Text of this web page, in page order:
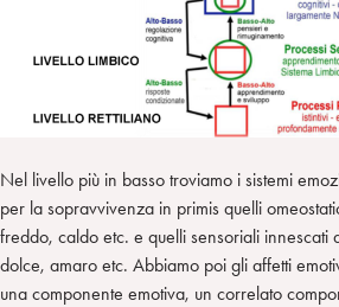
Nel livello più in basso troviamo i sistemi
per la sopravvivenza in primis quelli
freddo, caldo etc. e quelli sensoriali innescati
dolce, amaro etc. Abbiamo poi gli affetti
una componente emotiva, un correlato